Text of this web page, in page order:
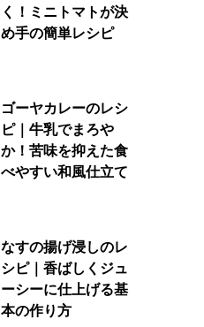
く！ミニトマトが決
め手の簡単レシピ
ゴーヤカレーのレシ
ピ｜牛乳でまろや
か！苦味を抑えた食
べやすい和風仕立て
なすの揚げ浸しのレ
シピ｜香ばしくジュ
ーシーに仕上げる基
本の作り方